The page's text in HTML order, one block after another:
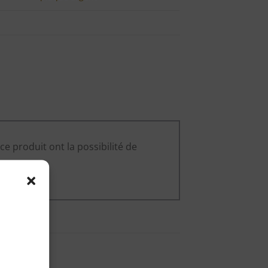
produit ont la possibilité de